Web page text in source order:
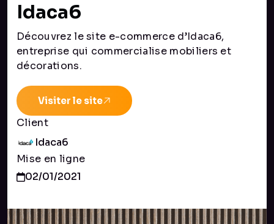
Idaca6
Découvrez le site e-commerce d’Idaca6,
entreprise qui commercialise mobiliers et
décorations.
Visiter le site
Client
Idaca6
Mise en ligne
02/01/2021